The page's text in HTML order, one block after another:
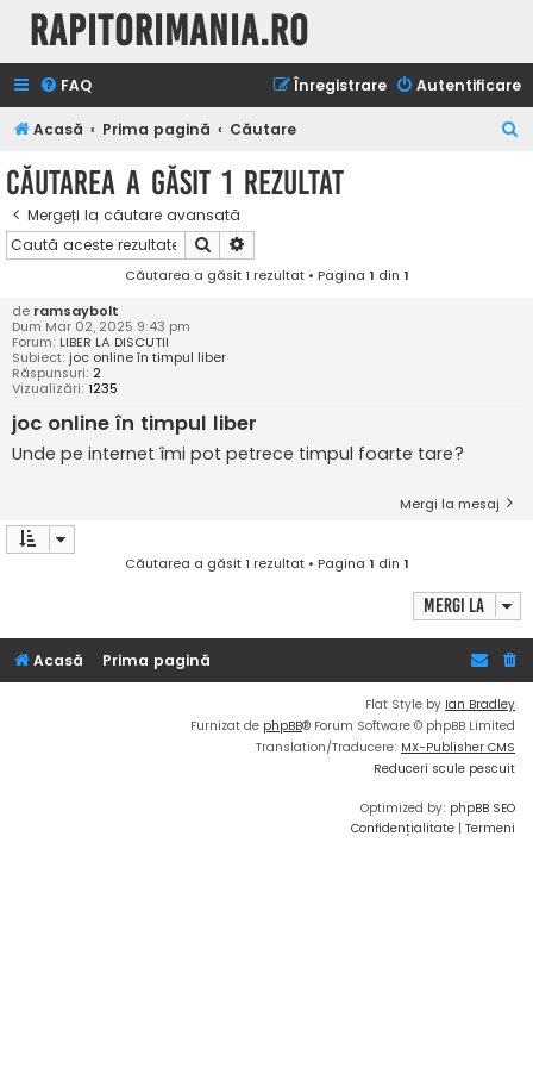
Rapitorimania.ro
FAQ Autentificare
Înregistrare
Acasă Prima pagină Căutare
Căutarea a găsit 1 rezultat
Mergeți la căutare avansată
Căutare
Căutarea a găsit 1 rezultat • Pagina 1 din 1
de ramsaybolt
Dum Mar 02, 2025 9:43 pm
Forum: LIBER LA DISCUTII
Subiect: joc online în timpul liber
Răspunsuri: 2
Vizualizări: 1235
joc online în timpul liber
Unde pe internet îmi pot petrece timpul foarte tare?
Mergi la mesaj
Căutarea a găsit 1 rezultat • Pagina 1 din 1
Mergi la
Acasă Prima pagină
Flat Style by Ian Bradley
Furnizat de phpBB® Forum Software © phpBB Limited
Translation/Traducere: MX-Publisher CMS
Reduceri scule pescuit
Optimized by: phpBB SEO
Confidențialitate | Termeni